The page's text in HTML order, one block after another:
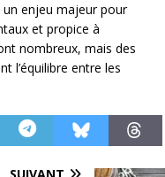
enjeu majeur pour
et propice à
nombreux, mais des
l’équilibre entre les